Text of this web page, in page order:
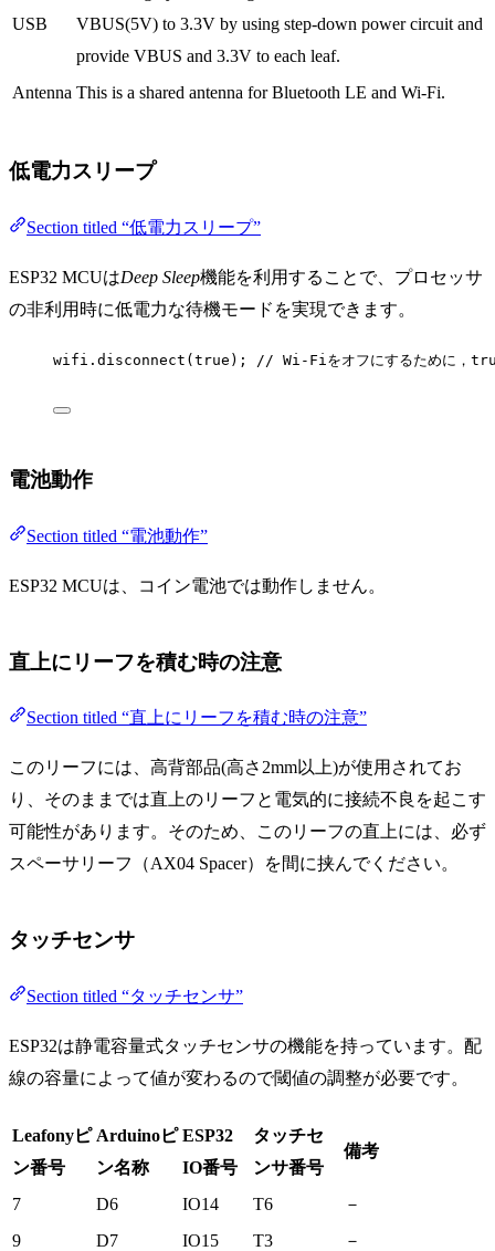
USB
VBUS(5V) to 3.3V by using step-down power circuit and
provide VBUS and 3.3V to each leaf.
Antenna This is a shared antenna for Bluetooth LE and Wi-Fi.
低電力スリープ
Section titled “低電力スリープ”
ESP32 MCUはDeep Sleep機能を利用することで、プロセッサ
の非利用時に低電力な待機モードを実現できます。
wifi . disconnect ( true ); // Wi-Fiをオフにするために，
電池動作
Section titled “電池動作”
ESP32 MCUは、コイン電池では動作しません。
直上にリーフを積む時の注意
Section titled “直上にリーフを積む時の注意”
このリーフには、高背部品(高さ2mm以上)が使用されてお
り、そのままでは直上のリーフと電気的に接続不良を起こす
可能性があります。そのため、このリーフの直上には、必ず
スペーサリーフ（AX04 Spacer）を間に挟んでください。
タッチセンサ
Section titled “タッチセンサ”
ESP32は静電容量式タッチセンサの機能を持っています。配
線の容量によって値が変わるので閾値の調整が必要です。
Leafonyピ
ン番号
Arduinoピ
ン名称
ESP32
IO番号
タッチセ
ンサ番号
備考
7 D6 IO14 T6
－
9
D7 IO15 T3
－